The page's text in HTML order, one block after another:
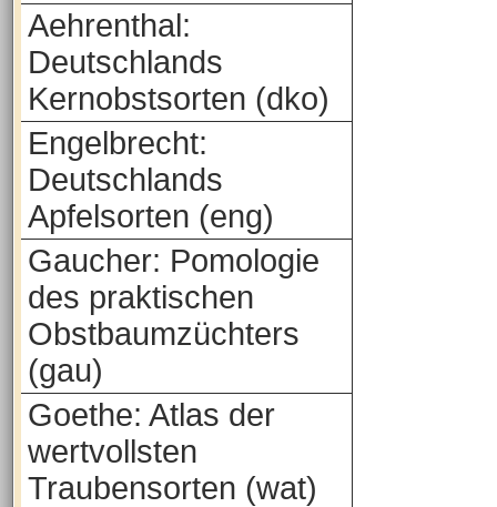
Aehrenthal:
Deutschlands
Kernobstsorten (dko)
Engelbrecht:
Deutschlands
Apfelsorten (eng)
Gaucher: Pomologie
des praktischen
Obstbaumzüchters
(gau)
Goethe: Atlas der
wertvollsten
Traubensorten (wat)